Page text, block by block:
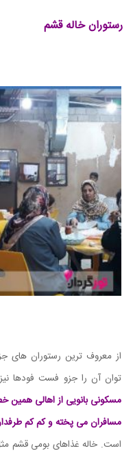
رستوران خاله قشم
از معروف ترین رستوران های
توان آن را جزو فست فودها
مسکونی بانویی از اهالی همین
مسافران می پخته و کم کم
است. خاله غذاهای بومی قشم